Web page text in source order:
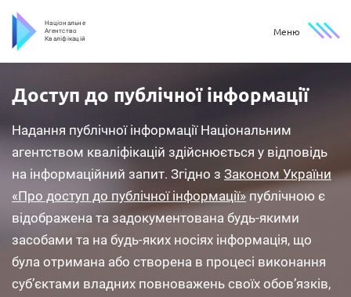
Національне
Агентство
Кваліфікацій
Меню
Доступ до публічної інформації
Надання публічної інформації Національним
агентством кваліфікацій здійснюється у відповідь
на інформаційний запит. Згідно з Законом України
«Про доступ до публічної інформації»публічною є
відображена та задокументована будь-якими
засобами та на будь-яких носіях інформація, що
була отримана або створена в процесі виконання
суб’єктами владних повноважень своїх обов’язків,